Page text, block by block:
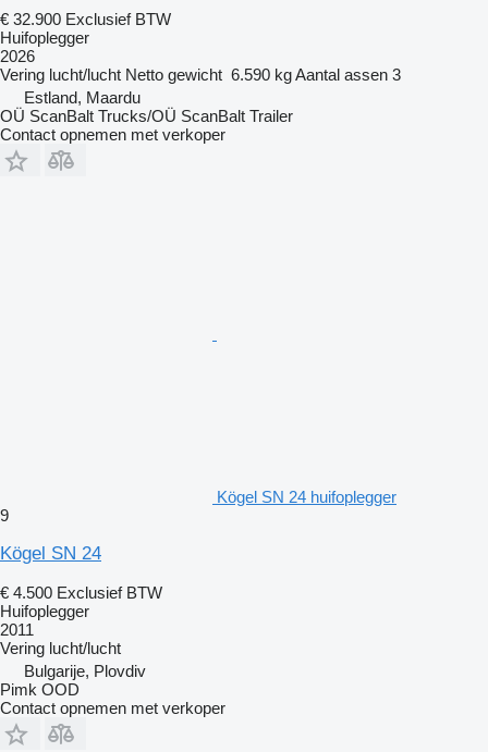
€ 32.900 Exclusief BTW
Huifoplegger
2026
Vering lucht/lucht Netto gewicht 6.590 kgAantal assen 3
Estland, Maardu
OÜ ScanBalt Trucks/OÜ ScanBalt Trailer
Contact opnemen met verkoper
Kögel SN 24 huifoplegger
9
Kögel SN 24
€ 4.500 Exclusief BTW
Huifoplegger
2011
Vering lucht/lucht
Bulgarije, Plovdiv
Pimk OOD
Contact opnemen met verkoper